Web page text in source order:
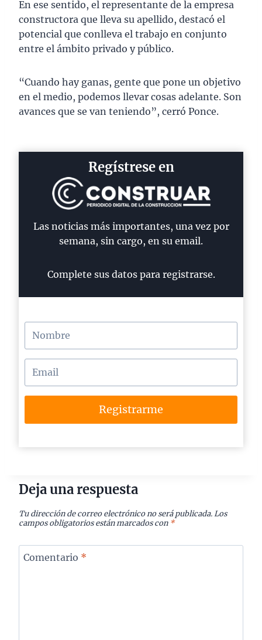
En ese sentido, el representante de la empresa
constructora que lleva su apellido, destacó el
potencial que conlleva el trabajo en conjunto
entre el ámbito privado y público.
“Cuando hay ganas, gente que pone un objetivo
en el medio, podemos llevar cosas adelante. Son
avances que se van teniendo”, cerró Ponce.
Regístrese en
Las noticias más importantes, una vez por
semana, sin cargo, en su email.
Complete sus datos para registrarse.
Registrarme
Deja una respuesta
Tu dirección de correo electrónico no será publicada. Los
campos obligatorios están marcados con *
Comentario *